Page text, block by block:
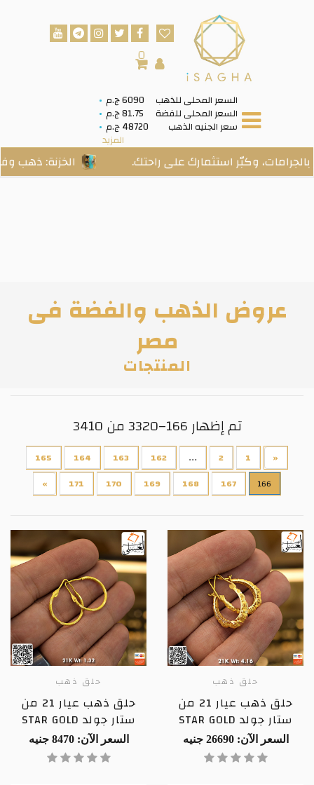
السعر المحلى للذهب 6090 ج.م
السعر المحلى للفضة 81.75 ج.م
سعر الجنيه الذهب 48720 ج.م
المزيد
0
الخزنة: ذهب وفضة استثمارك على راحتك.
عروض الذهب والفضة فى
مصر
المنتجات
تم إظهار 166–3320 من 3410
«
1
2
...
162
163
164
165
166
167
168
169
170
171
»
حلق ذهب
حلق ذهب عيار 21 من
ستار جولد STAR GOLD
السعر الآن: 26690 جنيه
حلق ذهب
حلق ذهب عيار 21 من
ستار جولد STAR GOLD
السعر الآن: 8470 جنيه